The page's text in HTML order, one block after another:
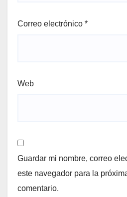
Correo electrónico *
Web
Guardar mi nombre, correo
este navegador para la
comentario.